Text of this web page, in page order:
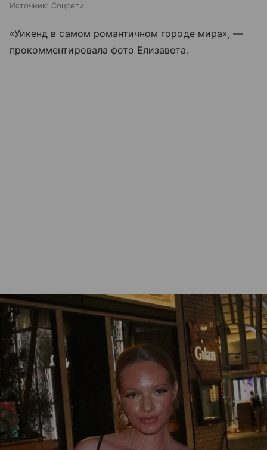
Источник: Соцсети
«Уикенд в самом романтичном городе мира», —
прокомментировала фото Елизавета.